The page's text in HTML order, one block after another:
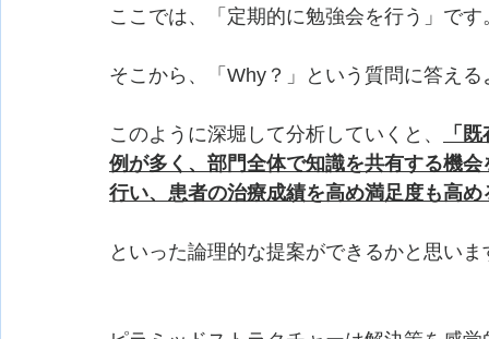
ここでは、「定期的に勉強会を行う」です
そこから、「Why？」という質問に答え
このように深堀して分析していくと、
「
例が多く、部門全体で知識を共有する機
行い、患者の治療成績を高め満足度も高
といった論理的な提案ができるかと思いま